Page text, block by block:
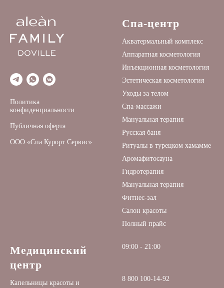
Политика
конфиденциальности
Публичная оферта
ООО «Спа Курорт Сервис»
Спа-центр
Акватермальный комплекс
Аппаратная косметология
Инъекционная косметология
Эстетическая косметология
Уходы за телом
Спа-массажи
Мануальная терапия
Русская баня
Ритуалы в турецком хамамме
Аромафитосауна
Гидротерапия
Мануальная терапия
Фитнес-зал
Салон красоты
Полный прайс
Медицинский
центр
Капельницы красоты и
09:00 - 21:00
8 800 100-14-92